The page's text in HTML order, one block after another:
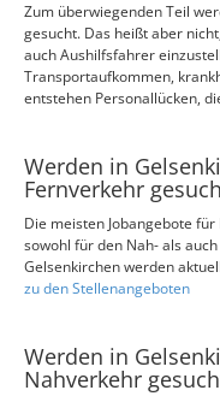
Zum überwiegenden Teil
gesucht. Das heißt aber
auch Aushilfsfahrer
Transportaufkommen,
entstehen Personallücken,
Werden in
Fernverkehr
Die meisten Jobangebote
sowohl für den Nah- als
Gelsenkirchen werden
zu den Stellenangeboten
Werden in
Nahverkehr